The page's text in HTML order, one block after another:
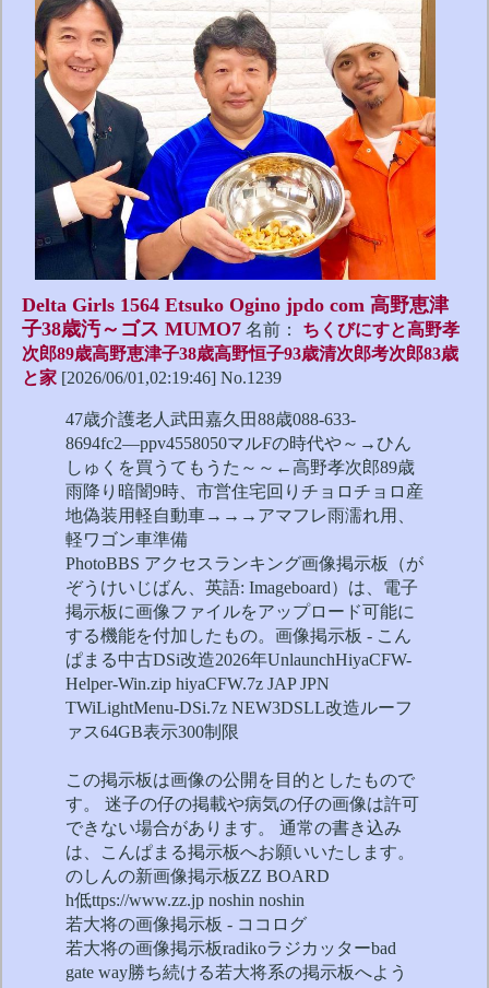
Delta Girls 1564 Etsuko Ogino jpdo com 高野恵津
子38歳汚～ゴス MUMO7 名前：
ちくびにすと高野孝
次郎89歳高野恵津子38歳高野恒子93歳清次郎考次郎83歳
と家 [2026/06/01,02:19:46] No.1239
47歳介護老人武田嘉久田88歳088-633-
8694fc2―ppv4558050マルFの時代や～→ひん
しゅくを買うてもうた～～←高野孝次郎89歳
雨降り暗闇9時、市営住宅回りチョロチョロ産
地偽装用軽自動車→→→アマフレ雨濡れ用、
軽ワゴン車準備
PhotoBBS アクセスランキング画像掲示板（が
ぞうけいじばん、英語: Imageboard）は、電子
掲示板に画像ファイルをアップロード可能に
する機能を付加したもの。画像掲示板 - こん
ぱまる中古DSi改造2026年UnlaunchHiyaCFW-
Helper-Win.zip hiyaCFW.7z JAP JPN
TWiLightMenu-DSi.7z NEW3DSLL改造ルーフ
ァス64GB表示300制限
この掲示板は画像の公開を目的としたもので
す。 迷子の仔の掲載や病気の仔の画像は許可
できない場合があります。 通常の書き込み
は、こんぱまる掲示板へお願いいたします。
のしんの新画像掲示板ZZ BOARD
h低ttps://www.zz.jp noshin noshin
若大将の画像掲示板 - ココログ
若大将の画像掲示板radikoラジカッターbad
gate way勝ち続ける若大将系の掲示板へよう